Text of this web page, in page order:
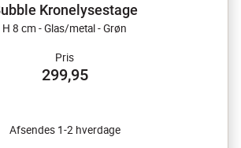
Kronelysestage
H 8 cm - Glas/metal - Grøn
Pris
299,95
Afsendes 1-2 hverdage